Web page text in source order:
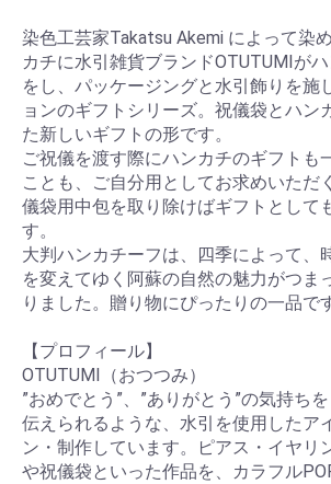
染色工芸家Takatsu Akemi によって染
カチに水引雑貨ブランドOTUTUMIが
をし、パッケージングと水引飾りを施
ョンのギフトシリーズ。祝儀袋とハン
た新しいギフトの形です。
ご祝儀を渡す際にハンカチのギフトも
ことも、ご自分用としてお求めいただ
儀袋用中包を取り除けばギフトとして
す。
大判ハンカチーフは、四季によって、
を変えてゆく阿蘇の自然の魅力がつま
りました。贈り物にぴったりの一品で
【プロフィール】
OTUTUMI（おつつみ）
”おめでとう”、”ありがとう”の気持ち
伝えられるような、水引を使用したア
ン・制作しています。ピアス・イヤリ
や祝儀袋といった作品を、カラフル